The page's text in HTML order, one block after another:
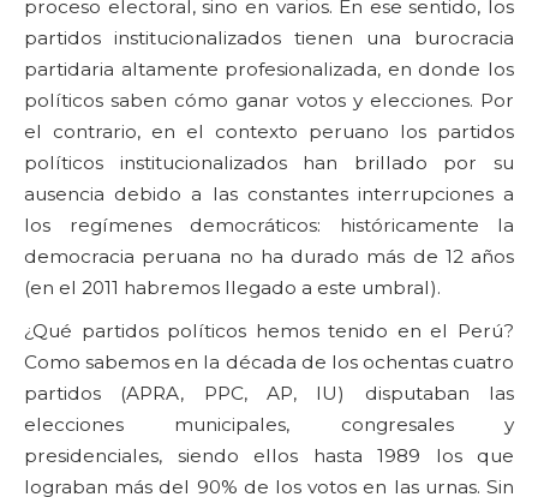
proceso electoral, sino en varios. En ese sentido, los
partidos institucionalizados tienen una burocracia
partidaria altamente profesionalizada, en donde los
políticos saben cómo ganar votos y elecciones. Por
el contrario, en el contexto peruano los partidos
políticos institucionalizados han brillado por su
ausencia debido a las constantes interrupciones a
los regímenes democráticos: históricamente la
democracia peruana no ha durado más de 12 años
(en el 2011 habremos llegado a este umbral).
¿Qué partidos políticos hemos tenido en el Perú?
Como sabemos en la década de los ochentas cuatro
partidos (APRA, PPC, AP, IU) disputaban las
elecciones municipales, congresales y
presidenciales, siendo ellos hasta 1989 los que
lograban más del 90% de los votos en las urnas. Sin